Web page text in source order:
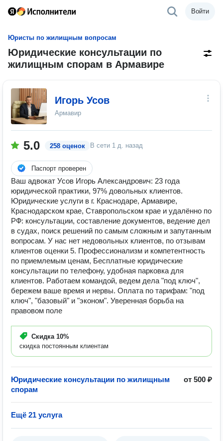
Войти
Юристы по жилищным вопросам
Юридические консультации по
жилищным спорам в Армавире
Игорь Усов
Армавир
5.0 258 оценок В сети 1 д. назад
Паспорт проверен
Ваш адвокат Усов Игорь Александрович: 23 года
юридической практики, 97% довольных клиентов.
Юридические услуги в г. Краснодаре, Армавире,
Краснодарском крае, Ставропольском крае и удалённо по
РФ: консультации, составление документов, ведение дел
в судах, поиск решений по самым сложным и запутанным
вопросам. У нас нет недовольных клиентов, по отзывам
клиентов оценки 5. Профессионализм и компетентность
по приемлемым ценам, Бесплатные юридические
консультации по телефону, удобная парковка для
клиентов. Работаем командой, ведем дела "под ключ",
бережем ваше время и нервы. Оплата по тарифам: "под
ключ", "базовый" и "эконом". Уверенная борьба на
правовом поле
Скидка 10%
скидка постоянным клиентам
Юридические консультации по жилищным
спорам
от 500 ₽
Ещё 21 услуга